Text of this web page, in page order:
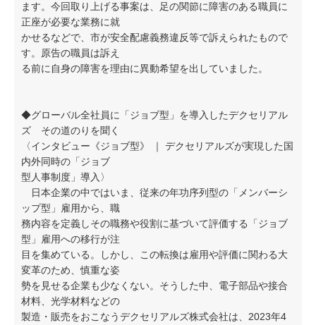
ます。今回取り上げる事案は、足の関節に障害のある職員に
正座が必要な業務に就
かせるなどで、市が安全配慮義務違反等で訴えられたもので
す。原告の職員は訴え
る前に自身の障害を理由に異動希望を出していました。
◆グローバル全社員に「ジョブ型」を導入したデクセリアル
ズ その道のりを聞く
〈インタビュー《ジョブ型》 ｜ デクセリアルズが実現した国
内外同時の「ジョブ
型人事制度」導入〉
日本企業の中ではいま、従来の年功序列型の「メンバーシ
ップ型」雇用から、職
務内容を定義しその職務や役割に基づいて評価する「ジョブ
型」雇用への移行が注
目を集めている。しかし、この転換は雇用や評価に関わる大
変革のため、慎重な姿
勢を見せる企業も少なくない。そうした中、電子部品や接合
材料、光学材料などの
製造・販売をおこなうデクセリアルズ株式会社は、2023年4